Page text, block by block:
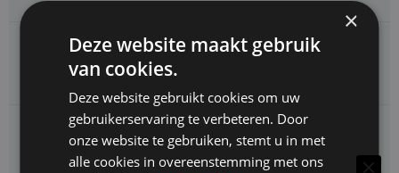
CAOP zoekt een
Juridisch adviseur (junior)
Kifid zoekt een
Jurist- secretaris
×
Deze website maakt gebruik
van cookies.
Deze website gebruikt cookies om uw
gebruikerservaring te verbeteren. Door
onze website te gebruiken, stemt u in met
alle cookies in overeenstemming met ons